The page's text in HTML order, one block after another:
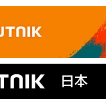
日本